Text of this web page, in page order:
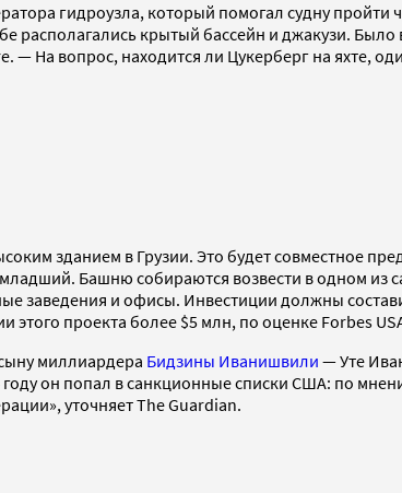
гидроузла, который помогал судну
крытый бассейн и джакузи. Было
На вопрос, находится ли Цукерберг на яхте,
зданием в Грузии. Это будет совместное
Башню собираются возвести в одном из
заведения и офисы. Инвестиции должны
этого проекта более $5 млн, по оценке Forbes
миллиардера Бидзины Иванишвили — Уте
году он попал в санкционные списки США: по
уточняет The Guardian.